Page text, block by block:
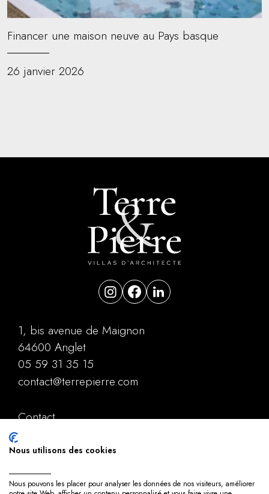
Financer une maison neuve au Pays basque
26 janvier 2026
1, bis avenue de Maignon
64600 Anglet
05 59 31 35 15
contact@terrepierre.com
Contact
Politique de confidentialité
Nous utilisons des cookies
Nous pouvons les placer pour analyser les données de nos visiteurs, améliorer